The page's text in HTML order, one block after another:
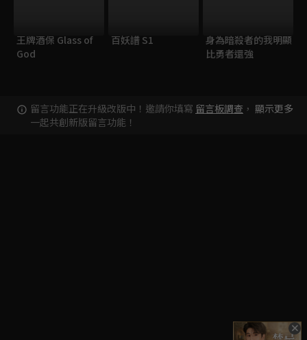
王牌酒保 Glass of
God
百妖譜 S1
身為暗殺者的我明顯
比勇者還強
留言功能正在升級改版中！邀請你填寫 留言板調查 ，
一起共創新版留言功能！
顯示更多